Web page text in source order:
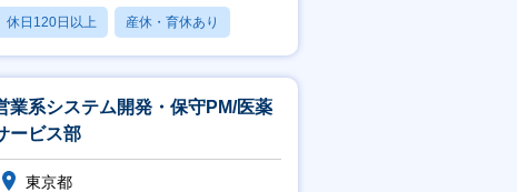
休日120日以上 産休・育休あり
賞与あり
業系システム開発・保守PM/医薬
ービス部
東京都